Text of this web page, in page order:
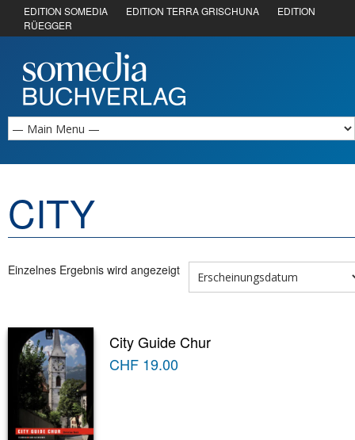
EDITION SOMEDIA EDITION TERRA GRISCHUNA
EDITION
RÜEGGER
CITY
Einzelnes Ergebnis wird angezeigt
City Guide Chur
CHF19.00